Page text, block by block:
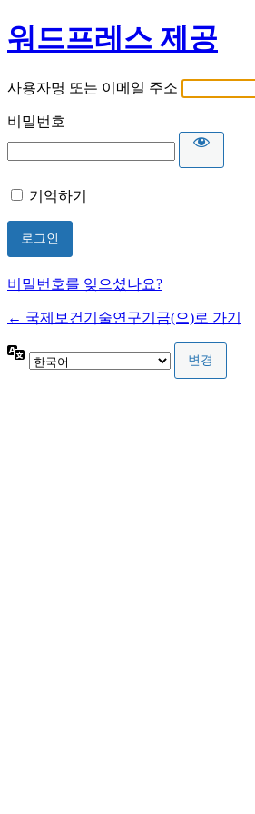
워드프레스 제공
사용자명 또는 이메일 주소
비밀번호
기억하기
비밀번호를 잊으셨나요?
← 국제보건기술연구기금(으)로 가기
언
어